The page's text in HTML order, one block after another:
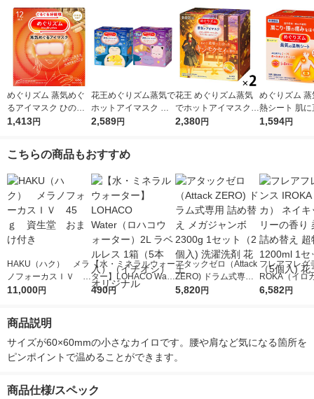
めぐりズム 蒸気めぐ
るアイマスク ひのき
の香り 1箱（12枚入）
1,413円
花王めぐりズム蒸気で
ホットアイマスク ポ
ケモンスリープ 2種セ
2,589円
花王 めぐりズム蒸気
でホットアイマスクキ
ンモクセイの香り 1セ
2,380円
めぐりズム 蒸
熱シート 肌に
るタイプ 1箱
1,594円
こちらの商品もおすすめ
HAKU（ハク） メラ
ノフォーカスＩＶ 4
5ｇ 資生堂 おまけ
11,000円
【水・ミネラルウォー
ター】LOHACO Wate
r（ロハコウォータ
490円
アタックゼロ（Attack
ZERO) ドラム式専用
詰め替え メガジャン
5,820円
フレアフレグ
ROKA（イロ
イキッドリリ
6,582円
商品説明
サイズが60×60mmの小さなカイロです。腰や肩など気になる箇所を
ピンポイントで温めることができます。
商品仕様/スペック